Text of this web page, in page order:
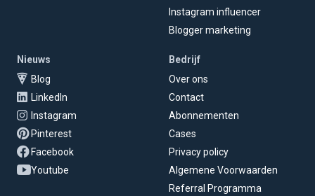
Instagram influencer
Blogger marketing
Nieuws
Blog
LinkedIn
Instagram
Pinterest
Facebook
Youtube
Bedrijf
Over ons
Contact
Abonnementen
Cases
Privacy policy
Algemene Voorwaarden
Referral Programma